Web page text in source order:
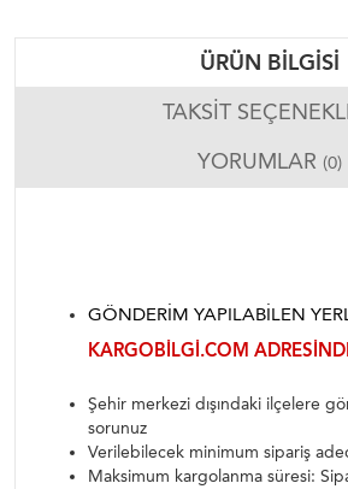
ÜRÜN BILGISI
TAKSIT
YORUMLAR (0)
GÖNDERIM YAPILABILEN
KARGOBILGI.COM
Şehir merkezi dışındaki ilçelere
sorunuz
Verilebilecek minimum sipariş
Maksimum kargolanma süresi: